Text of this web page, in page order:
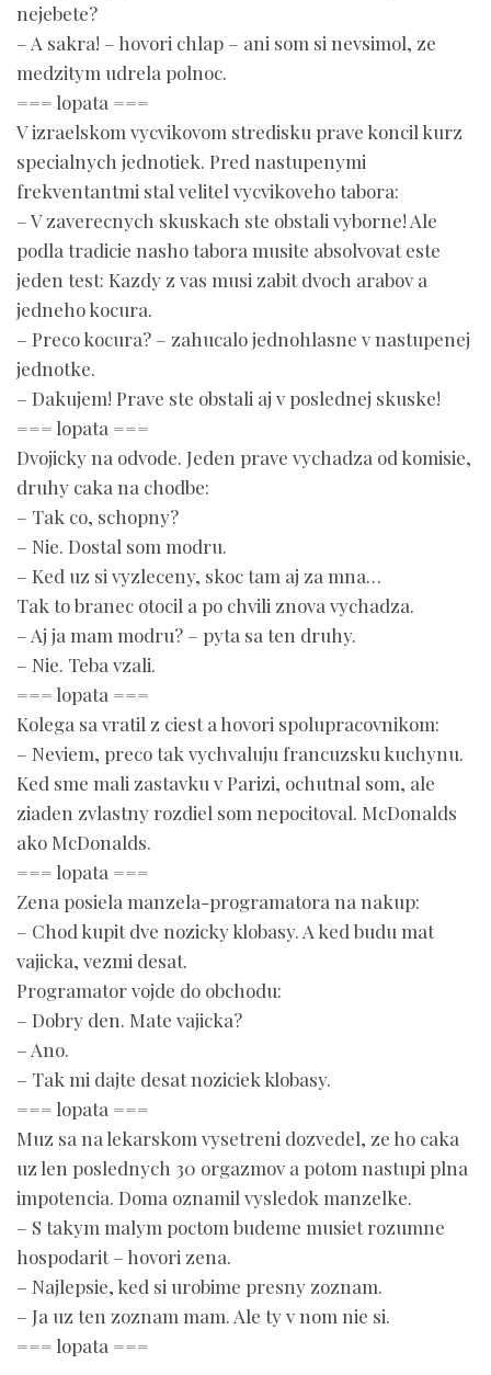
nejebete?
– A sakra! – hovori chlap – ani som si nevsimol, ze
medzitym udrela polnoc.
=== lopata ===
V izraelskom vycvikovom stredisku prave koncil kurz
specialnych jednotiek. Pred nastupenymi
frekventantmi stal velitel vycvikoveho tabora:
– V zaverecnych skuskach ste obstali vyborne! Ale
podla tradicie nasho tabora musite absolvovat este
jeden test: Kazdy z vas musi zabit dvoch arabov a
jedneho kocura.
– Preco kocura? – zahucalo jednohlasne v nastupenej
jednotke.
– Dakujem! Prave ste obstali aj v poslednej skuske!
=== lopata ===
Dvojicky na odvode. Jeden prave vychadza od komisie,
druhy caka na chodbe:
– Tak co, schopny?
– Nie. Dostal som modru.
– Ked uz si vyzleceny, skoc tam aj za mna…
Tak to branec otocil a po chvili znova vychadza.
– Aj ja mam modru? – pyta sa ten druhy.
– Nie. Teba vzali.
=== lopata ===
Kolega sa vratil z ciest a hovori spolupracovnikom:
– Neviem, preco tak vychvaluju francuzsku kuchynu.
Ked sme mali zastavku v Parizi, ochutnal som, ale
ziaden zvlastny rozdiel som nepocitoval. McDonalds
ako McDonalds.
=== lopata ===
Zena posiela manzela-programatora na nakup:
– Chod kupit dve nozicky klobasy. A ked budu mat
vajicka, vezmi desat.
Programator vojde do obchodu:
– Dobry den. Mate vajicka?
– Ano.
– Tak mi dajte desat noziciek klobasy.
=== lopata ===
Muz sa na lekarskom vysetreni dozvedel, ze ho caka
uz len poslednych 30 orgazmov a potom nastupi plna
impotencia. Doma oznamil vysledok manzelke.
– S takym malym poctom budeme musiet rozumne
hospodarit – hovori zena.
– Najlepsie, ked si urobime presny zoznam.
– Ja uz ten zoznam mam. Ale ty v nom nie si.
=== lopata ===